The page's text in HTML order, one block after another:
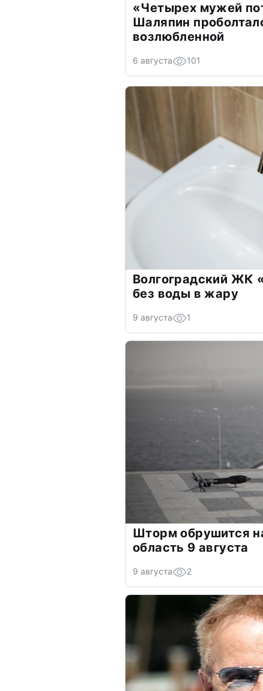
«Четырех мужей
Шаляпин
возлюбленной
6 августа 101
Волгоградский ЖК
без воды в жару
9 августа 1
Шторм обрушится
область 9 августа
9 августа 2